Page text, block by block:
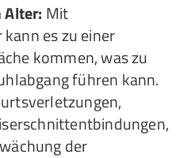
Mit
es zu einer
kommen, was zu
führen kann.
der